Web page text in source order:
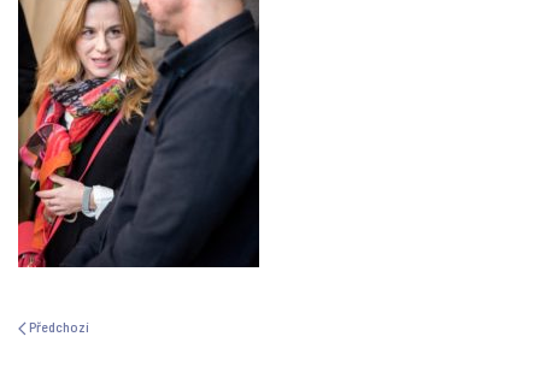
Předchozí